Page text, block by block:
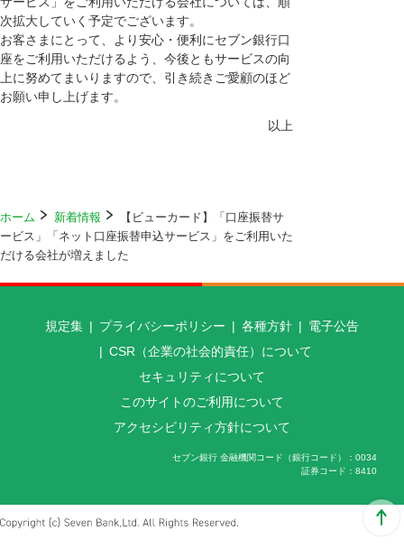
次拡大していく予定でございます。
お客さまにとって、より安心・便利にセブン銀行口
座をご利用いただけるよう、今後ともサービスの向
上に努めてまいりますので、引き続きご愛顧のほど
お願い申し上げます。
以上
ホーム 新着情報
【ビューカード】「口座振替サ
ービス」「ネット口座振替申込サービス」をご利用いた
だける会社が増えました
規定集 プライバシーポリシー 各種方針
電子公告
CSR（企業の社会的責任）について
セキュリティについて
このサイトのご利用について
アクセシビリティ方針について
セブン銀行 金融機関コード（銀行コード）
0034
証券コード
8410